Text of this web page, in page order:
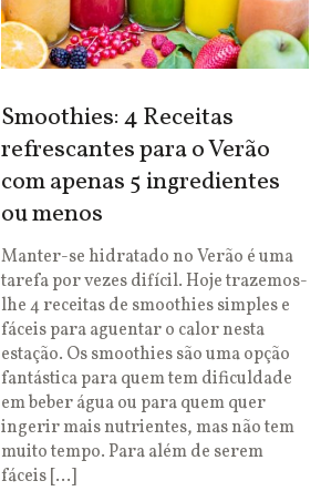
Smoothies: 4 Receitas
refrescantes para o Verão
com apenas 5 ingredientes
ou menos
Manter-se hidratado no Verão é uma
tarefa por vezes difícil. Hoje trazemos-
lhe 4 receitas de smoothies simples e
fáceis para aguentar o calor nesta
estação. Os smoothies são uma opção
fantástica para quem tem dificuldade
em beber água ou para quem quer
ingerir mais nutrientes, mas não tem
muito tempo. Para além de serem
fáceis […]